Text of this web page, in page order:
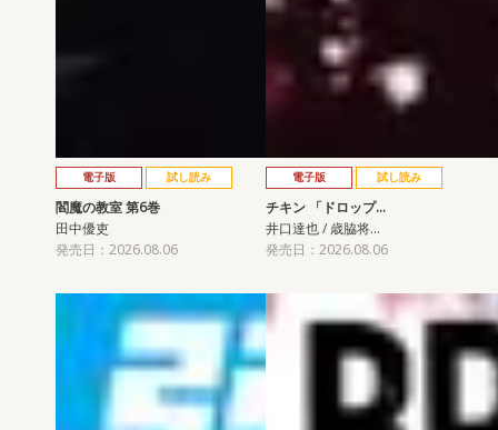
電子版 試し読み
閻魔の教室 第6巻
田中優吏
発売日：2026.08.06
電子版 試し読み
チキン 「ドロップ…
井口達也 / 歳脇将…
発売日：2026.08.06